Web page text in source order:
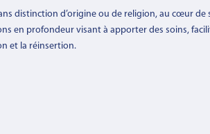
distinction d’origine ou de religion, au cœur de
en profondeur visant à apporter des soins,
et la réinsertion.